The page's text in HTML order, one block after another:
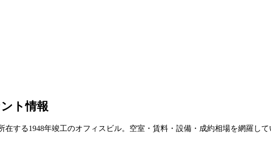
ト情報
在する1948年竣工のオフィスビル。空室・賃料・設備・成約相場を網羅して